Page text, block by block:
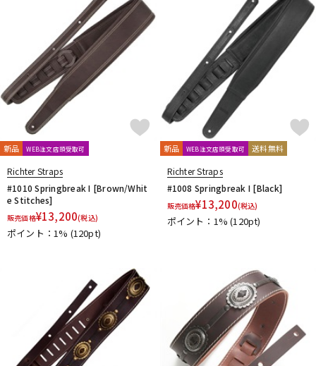
中古 ヴィンテージ
新品 WEB注文店頭受取可
Richter Straps
#1010 Springbreak I [Brown/Whit
e Stitches]
販売価格¥13,200(税込)
ポイント：1% (120pt)
新品 WEB注文店頭受取可 送料無料
Richter Straps
#1008 Springbreak I [Black]
販売価格¥13,200(税込)
ポイント：1%(120pt)